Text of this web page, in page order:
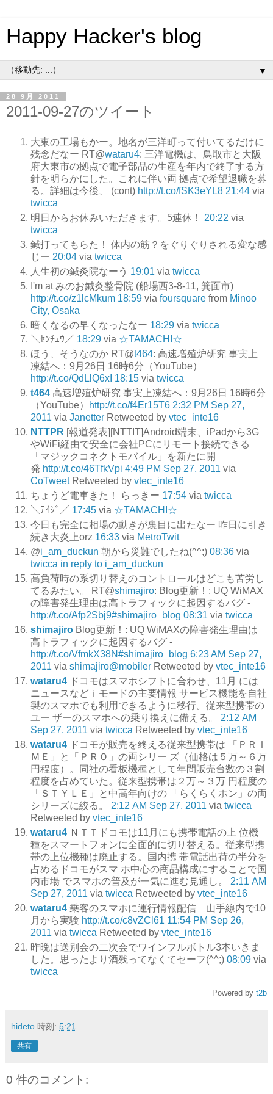
Happy Hacker's blog
▼
28 9月 2011
2011-09-27のツイート
大東の工場もかー。地名が三洋町って付いてるだけに
残念だなー RT@wataru4: 三洋電機は、鳥取市と大阪
府大東市の拠点で電子部品の生産を年内で終了する方
針を明らかにした。これに伴い両 拠点で希望退職を募
る。詳細は今後、 (cont) http://t.co/fSK3eYL8 21:44 via
twicca
明日からお休みいただきます。5連休！
20:22 via
twicca
鍼打ってもらた！ 体内の筋？をぐりぐりされる変な感
じー 20:04 via twicca
人生初の鍼灸院なーう 19:01 via twicca
I'm at みのお鍼灸整骨院 (船場西3-8-11, 箕面市)
http://t.co/z1lcMkum 18:59 via foursquare from Minoo
City, Osaka
暗くなるの早くなったなー 18:29 via twicca
＼ｾﾝﾁｭｳ／ 18:29 via ☆TAMACHI☆
ほう、そうなのか RT@t464: 高速増殖炉研究 事実上
凍結へ：9月26日 16時6分（YouTube）
http://t.co/QdLlQ6xI 18:15 via twicca
t464 高速増殖炉研究 事実上凍結へ：9月26日 16時6分
（YouTube）
http://t.co/f4Er15T6 2:32 PM Sep 27,
2011 via Janetter Retweeted by vtec_inte16
NTTPR [報道発表][NTTIT]Android端末、iPadから3G
やWiFi経由で安全に会社PCにリモート接続できる
「マジックコネクトモバイル」を新たに開
発 http://t.co/46TfkVpi 4:49 PM Sep 27, 2011 via
CoTweet Retweeted by vtec_inte16
ちょうど電車きた！ らっきー 17:54 via twicca
＼ﾃｲｼﾞ／ 17:45 via ☆TAMACHI☆
今日も完全に相場の動きが裏目に出たなー 昨日に引き
続き大炎上orz 16:33 via MetroTwit
@i_am_duckun 朝から災難でしたね(^^;) 08:36 via
twicca in reply to i_am_duckun
高負荷時の系切り替えのコントロールはどこも苦労し
てるみたい。 RT@shimajiro: Blog更新！: UQ WiMAX
の障害発生理由は高トラフィックに起因するバグ -
http://t.co/Afp2Sbj9#shimajiro_blog 08:31 via twicca
shimajiro Blog更新！: UQ WiMAXの障害発生理由は
高トラフィックに起因するバグ -
http://t.co/VfmkX38N#shimajiro_blog 6:23 AM Sep 27,
2011 via shimajiro@mobiler Retweeted by vtec_inte16
wataru4 ドコモはスマホシフトに合わせ、11月 には
ニュースなどｉモードの主要情報 サービス機能を自社
製のスマホでも利用できるように移行。従来型携帯の
ユー ザーのスマホへの乗り換えに備える。
2:12 AM
Sep 27, 2011 via twicca Retweeted by vtec_inte16
wataru4 ドコモが販売を終える従来型携帯は 「ＰＲＩ
ＭＥ」と「ＰＲＯ」の両シリー ズ（価格は５万～６万
円程度）。同社の看板機種として年間販売台数の３割
程度を占めていた。従来型携帯は２万～３万 円程度の
「ＳＴＹＬＥ」と中高年向けの 「らくらくホン」の両
シリーズに絞る。
2:12 AM Sep 27, 2011 via twicca
Retweeted by vtec_inte16
wataru4 ＮＴＴドコモは11月にも携帯電話の上 位機
種をスマートフォンに全面的に切り替える。従来型携
帯の上位機種は廃止する。国内携 帯電話出荷の半分を
占めるドコモがスマ ホ中心の商品構成にすることで国
内市場 でスマホの普及が一気に進む見通し。
2:11 AM
Sep 27, 2011 via twicca Retweeted by vtec_inte16
wataru4 乗客のスマホに運行情報配信 山手線内で10
月から実験 http://t.co/c8vZCl61 11:54 PM Sep 26,
2011 via twicca Retweeted by vtec_inte16
昨晩は送別会の二次会でワインフルボトル3本いきま
した。思ったより酒残ってなくてセーフ(^^;) 08:09 via
twicca
Powered by t2b
hideto 時刻: 5:21
共有
0 件のコメント: